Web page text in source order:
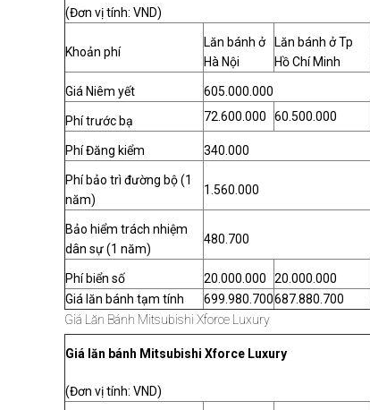
(Đơn vị tính: VND)
Khoản phí
Lăn bánh ở
Hà Nội
Lăn bánh ở Tp
Hồ Chí Minh
Giá Niêm yết 605.000.000
Phí trước bạ 72.600.000 60.500.000
Phí Đăng kiểm 340.000
Phí bảo trì đường bộ (1
năm)
1.560.000
Bảo hiểm trách nhiệm
dân sự (1 năm)
480.700
Phí biển số 20.000.000 20.000.000
Giá lăn bánh tạm tính
699.980.700687.880.700
Giá Lăn Bánh Mitsubishi Xforce Luxury
Giá lăn bánh Mitsubishi Xforce Luxury
(Đơn vị tính: VND)